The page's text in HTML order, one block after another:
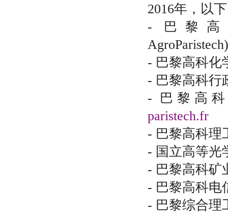
2016年，以
- 巴黎
- 巴黎高科化
- 巴黎高科行
- 巴黎高科
paristech.fr
- 巴黎高科理
- 国立高等光
- 巴黎高科矿
- 巴黎高科电
- 巴黎综合理